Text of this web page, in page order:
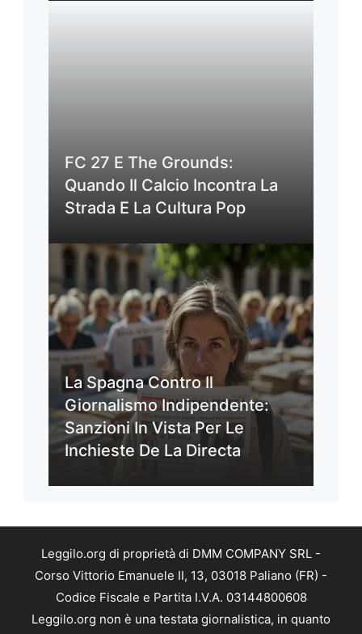
FC 27 E The Grounds:
Quando Il Calcio Incontra La
Strada E La Cultura Pop
La Spagna Contro Il
Giornalismo Indipendente:
Sanzioni In Vista Per Le
Inchieste De La Directa
Leggilo.org di proprietà di DMM COMPANY SRL -
Corso Vittorio Emanuele II, 13, 03018 Paliano (FR) -
Codice Fiscale e Partita I.V.A. 03144800608
Leggilo.org non è una testata giornalistica, in quanto